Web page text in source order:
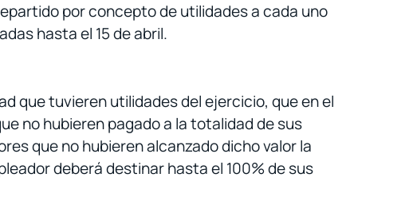
por concepto de utilidades a cada uno
hasta el 15 de abril.
que tuvieren utilidades del ejercicio, que en el
no hubieren pagado a la totalidad de sus
que no hubieren alcanzado dicho valor la
deberá destinar hasta el 100% de sus